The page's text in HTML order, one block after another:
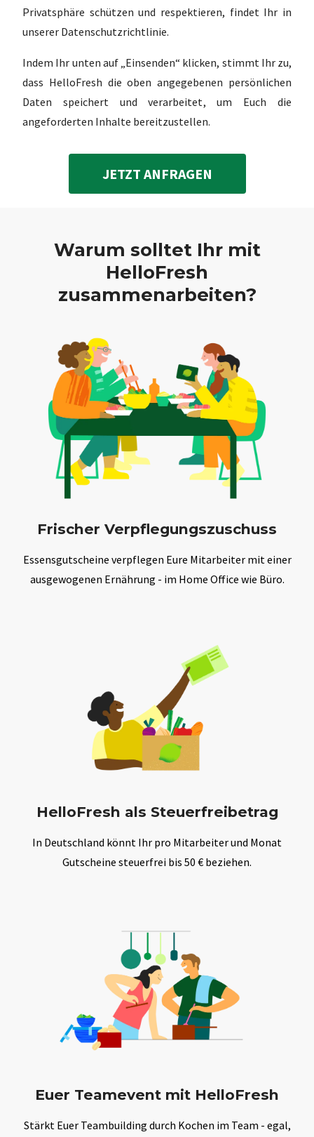
Privatsphäre schützen und respektieren, findet Ihr in
unserer Datenschutzrichtlinie.
Indem Ihr unten auf „Einsenden“ klicken, stimmt Ihr zu,
dass HelloFresh die oben angegebenen persönlichen
Daten speichert und verarbeitet, um Euch die
angeforderten Inhalte bereitzustellen.
Warum solltet Ihr mit
HelloFresh
zusammenarbeiten?
Frischer Verpflegungszuschuss
Essensgutscheine verpflegen Eure Mitarbeiter mit einer
ausgewogenen Ernährung - im Home Office wie Büro.
HelloFresh als Steuerfreibetrag
In Deutschland könnt Ihr pro Mitarbeiter und Monat
Gutscheine steuerfrei bis 50 € beziehen.
Euer Teamevent mit HelloFresh
Stärkt Euer Teambuilding durch Kochen im Team - egal,